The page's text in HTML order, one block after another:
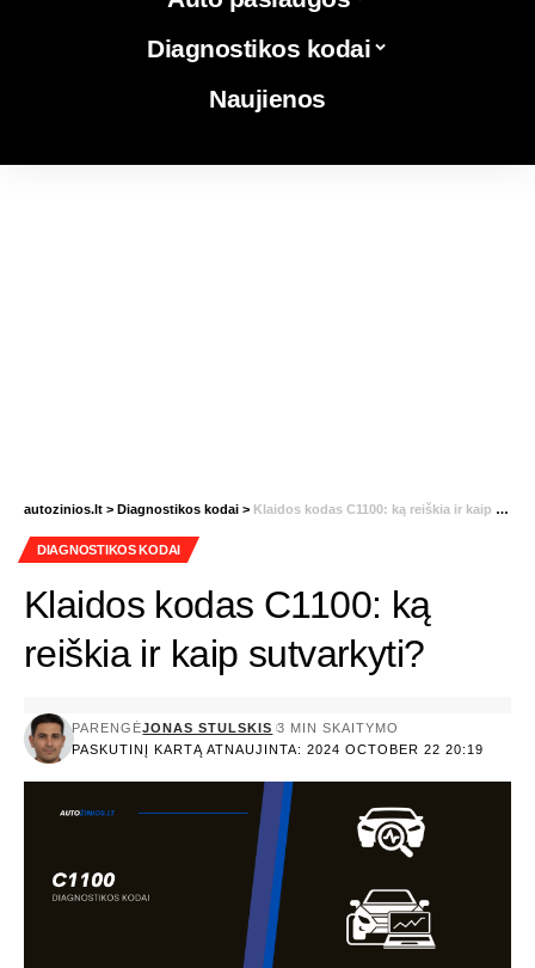
Diagnostikos kodai
Naujienos
autozinios.lt > Diagnostikos kodai > Klaidos kodas C1100: ką reiškia ir kaip sutvarkyti?
DIAGNOSTIKOS KODAI
Klaidos kodas C1100: ką
reiškia ir kaip sutvarkyti?
PASKUTINĮ KARTĄ ATNAUJINTA: 2024 OCTOBER 22 20:19
PARENGĖJONAS STULSKIS 3 MIN SKAITYMO